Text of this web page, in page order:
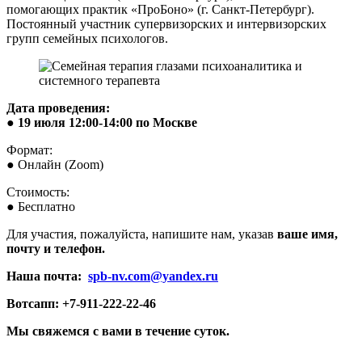
помогающих практик «ПроБоно» (г. Санкт-Петербург).
Постоянный участник супервизорских и интервизорских
групп семейных психологов.
Дата проведения:
● 19 июля 12:00-14:00 по Москве
Формат:
● Онлайн (Zoom)
Стоимость:
● Бесплатно
Для участия, пожалуйста, напишите нам, указав ваше имя,
почту и телефон.
Наша почта: spb-nv.com@yandex.ru
Вотсапп: +7-911-222-22-46
Мы свяжемся с вами в течение суток.